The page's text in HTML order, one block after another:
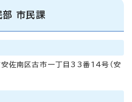
部 市民課
南区古市一丁目33番14号（安